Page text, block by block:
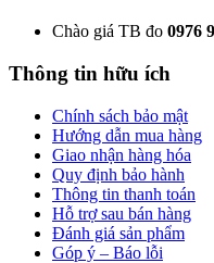
Chào giá TB đo 0976
Thông tin hữu ích
Chính sách bảo mật
Hướng dẫn mua hàng
Giao nhận hàng hóa
Quy định bảo hành
Thông tin thanh toán
Hỗ trợ sau bán hàng
Đánh giá sản phẩm
Góp ý – Báo lỗi